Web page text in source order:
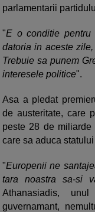
parlamentarii
"E o conditie pentru
datoria in aceste
Trebuie sa punem
interesele politice".
Asa a pledat
de austeritate, care
peste 28 de
care sa aduca
"Europenii ne
tara noastra sa-si
Athanasiadis,
guvernamant,